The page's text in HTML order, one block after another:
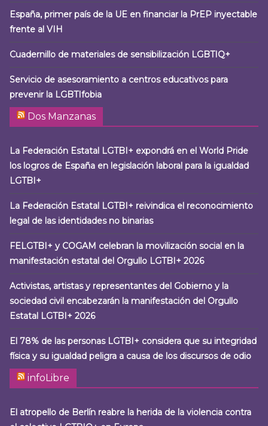
España, primer país de la UE en financiar la PrEP inyectable
frente al VIH
Cuadernillo de materiales de sensibilización LGBTIQ+
Servicio de asesoramiento a centros educativos para
prevenir la LGBTIfobia
Dos Manzanas
La Federación Estatal LGTBI+ expondrá en el World Pride
los logros de España en legislación laboral para la igualdad
LGTBI+
La Federación Estatal LGTBI+ reivindica el reconocimiento
legal de las identidades no binarias
FELGTBI+ y COGAM celebran la movilización social en la
manifestación estatal del Orgullo LGTBI+ 2026
Activistas, artistas y representantes del Gobierno y la
sociedad civil encabezarán la manifestación del Orgullo
Estatal LGTBI+ 2026
El 78% de las personas LGTBI+ considera que su integridad
física y su igualdad peligra a causa de los discursos de odio
infoLibre
El atropello de Berlín reabre la herida de la violencia contra